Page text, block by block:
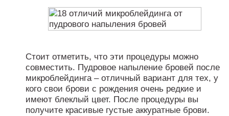
Стоит отметить, что эти процедуры можно
совместить. Пудровое напыление бровей после
микроблейдинга – отличный вариант для тех, у
кого свои брови с рождения очень редкие и
имеют блеклый цвет. После процедуры вы
получите красивые густые аккуратные брови.